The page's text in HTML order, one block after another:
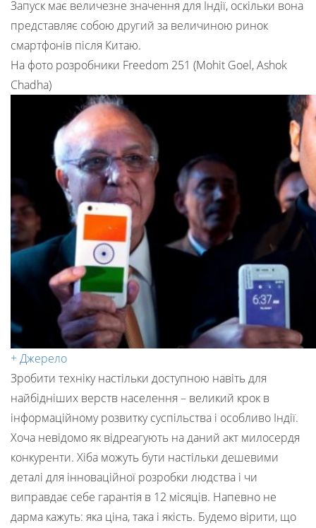
Запуск має величезне значення для Індії, оскільки вона
представляє собою другий за величиною ринок
смартфонів після Китаю.
На фото розробники Freedom 251 (Mohit Goel, Ashok
Chadha)
+ Джерело
Зробити техніку настільки доступною навіть для
найбідніших верств населення – великий крок в
інформаційному розвитку суспільства і особливо Індії.
Хоча невідомо як відреагують на даний акт милосердя
конкуренти. Хіба можуть бути настільки дешевими
деталі для інноваційної розробки людства і чи
виправдає себе гарантія в 12 місяців. Напевно не
дарма кажуть: яка ціна, така і якість. Будемо вірити, що